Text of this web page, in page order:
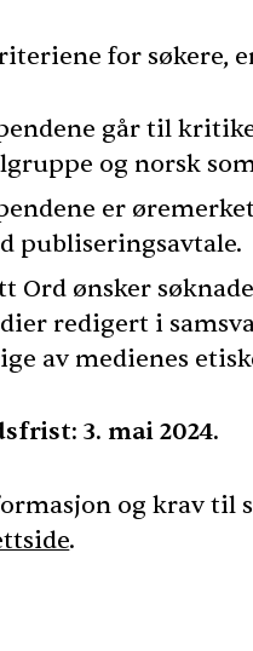
for søkere,
går til
og norsk
er
publiseringsavtale.
Ord ønsker
redigert i
av medienes
3. mai 2024.
og krav til
.